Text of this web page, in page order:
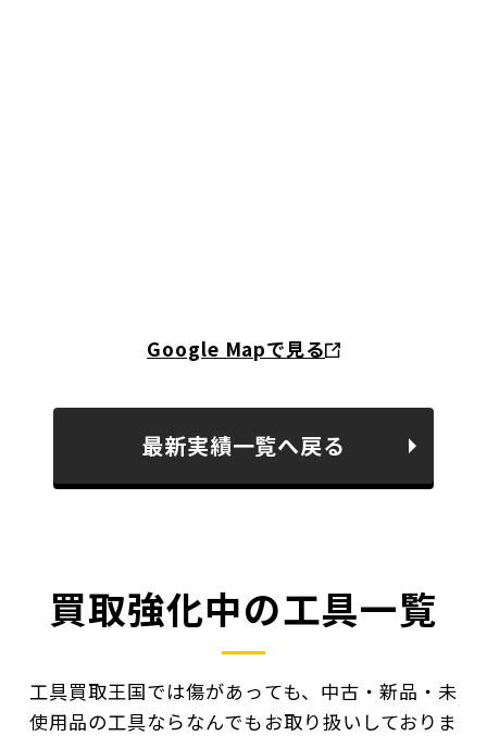
Google Mapで見る
最新実績一覧へ戻る
買取強化中の工具一覧
工具買取王国では傷があっても、中古・新品・未
使用品の工具ならなんでもお取り扱いしておりま